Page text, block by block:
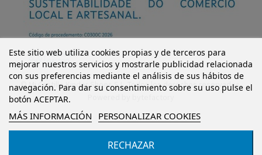
Este sitio web utiliza cookies propias y de terceros para
mejorar nuestros servicios y mostrarle publicidad relacionada
con sus preferencias mediante el análisis de sus hábitos de
navegación. Para dar su consentimiento sobre su uso pulse el
botón ACEPTAR.
MÁS INFORMACIÓN PERSONALIZAR COOKIES
RECHAZAR
© Mi Castillo Kinder Shoes S.L. Todos los derechos reservados.